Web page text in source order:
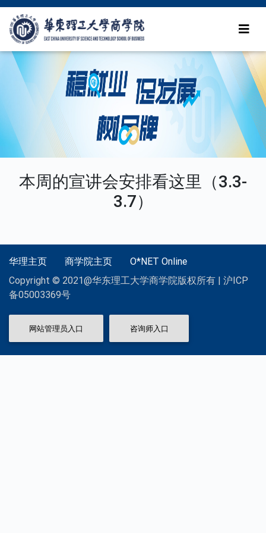
本周的宣讲会安排看这里（3.3-
3.7）
华理主页 商学院主页
O*NET Online
Copyright © 2021@华东理工大学商学院版权所有 | 沪ICP
备05003369号
网站管理员入口 咨询师入口